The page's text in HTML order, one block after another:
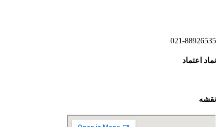
021-88926535
نماد اعتماد
نقشه